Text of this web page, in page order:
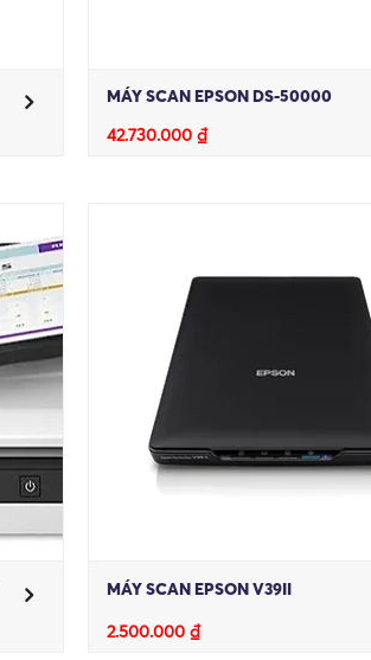
MÁY SCAN EPSON DS-50000
42.730.000 ₫
MÁY SCAN EPSON V39II
2.500.000 ₫